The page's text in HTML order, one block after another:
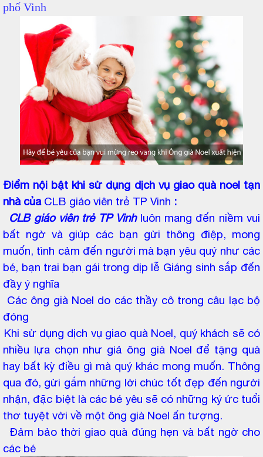
phố Vinh
Điểm nội bật khi sử dụng dịch vụ giao quà noel tạn
nhà của CLB giáo viên trẻ TP Vinh :
CLB giáo viên trẻ TP Vinh luôn mang đến niềm vui
bất ngờ và giúp các bạn gửi thông điệp, mong
muốn, tình cảm đến người mà bạn yêu quý như các
bé, bạn trai bạn gái trong dịp lễ Giáng sinh sắp đến
đầy ý nghĩa
Các ông già Noel do các thầy cô trong câu lạc bộ
đóng
Khi sử dụng dịch vụ giao quà Noel, quý khách sẽ có
nhiều lựa chọn như giả ông già Noel để tặng quà
hay bất kỳ điều gì mà quý khác mong muốn. Thông
qua đó, gửi gắm những lời chúc tốt đẹp đến người
nhận, đặc biệt là các bé yêu sẽ có những ký ức tuổi
thơ tuyệt vời về một ông già Noel ấn tượng.
Đảm bảo thời giao quà đúng hẹn và bất ngờ cho
các bé